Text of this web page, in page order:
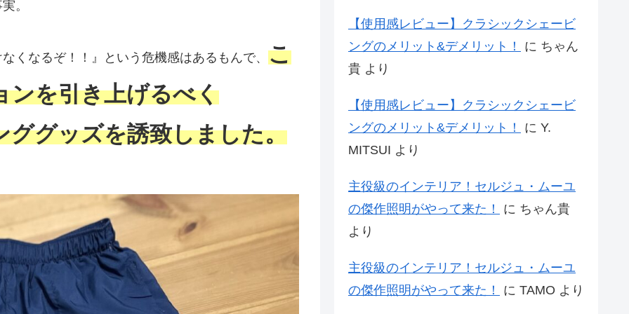
。
くなるぞ！！』という危機感はあるもんで、 こ
ンを引き上げるべく
ググッズを誘致しました。
【使用感レビュー】クラシックシェービ
ングのメリット&デメリット！
に ちゃん
貴 より
【使用感レビュー】クラシックシェービ
ングのメリット&デメリット！
に Y.
MITSUI より
主役級のインテリア！セルジュ・ムーユ
の傑作照明がやって来た！
に ちゃん貴
より
主役級のインテリア！セルジュ・ムーユ
の傑作照明がやって来た！
に TAMO より